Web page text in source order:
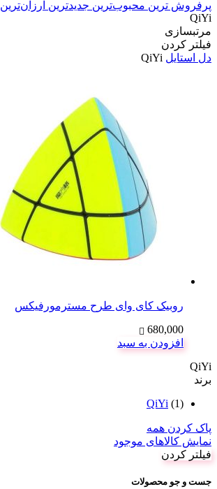
پرفروش ترین محبوب‌ترین جدیدترین ارزان‌ترین
QiYi
مرتبسازی
فیلتر کردن
دل استایل QiYi
روبیک کای وای طرح مسترمورفیکس
680,000
افزودن به سبد
QiYi
برند
QiYi (1)
پاک کردن همه
نمایش کالاهای موجود
فیلتر کردن
جست و جو محصولات